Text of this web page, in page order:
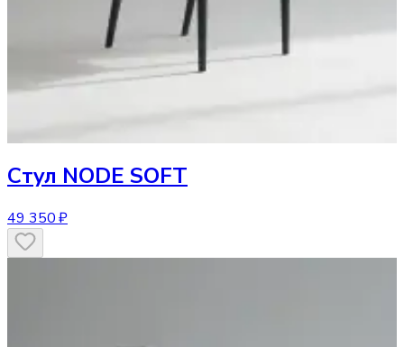
Стул NODE SOFT
49 350 ₽